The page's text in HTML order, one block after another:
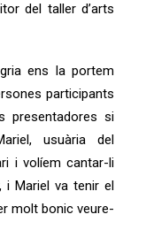
del taller d’arts
ens la portem
participants
presentadores si
usuària del
i volíem cantar-li
i Mariel va tenir el
molt bonic veure-